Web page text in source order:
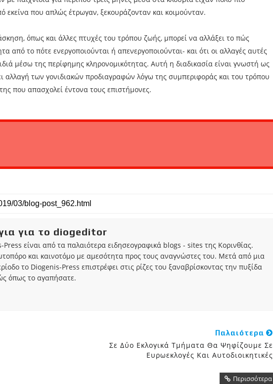
εκείνα που απλώς έτρωγαν, ξεκουράζονταν και κοιμούνταν.
όπως και άλλες πτυχές του τρόπου ζωής, μπορεί να αλλάξει το πώς
από το πότε ενεργοποιούνται ή απενεργοποιούνται- και ότι οι αλλαγές αυτές
μέσω της περίφημης κληρονομικότητας. Αυτή η διαδικασία είναι γνωστή ως
αλλαγή των γονιδιακών προδιαγραφών λόγω της συμπεριφοράς και του τρόπου
που απασχολεί έντονα τους επιστήμονες.
για το diogeditor
είναι από τα παλαιότερα ειδησεογραφικά blogs - sites της Κορινθίας.
και καινοτόμο με αμεσότητα προς τους αναγνώστες του. Μετά από μια
το Diogenis-Press επιστρέφει στις ρίζες του ξαναβρίσκοντας την πυξίδα
όπως το αγαπήσατε.
Παλαιότερα
Σε Δύο Εκλογικά Τμήματα Θα Ψηφίζουμε Σε
Ευρωεκλογές Και Αυτοδιοικητικές
Περισσότερα